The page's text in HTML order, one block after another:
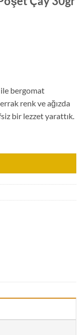
ile bergomat
renk ve ağızda
bir lezzet yarattık.